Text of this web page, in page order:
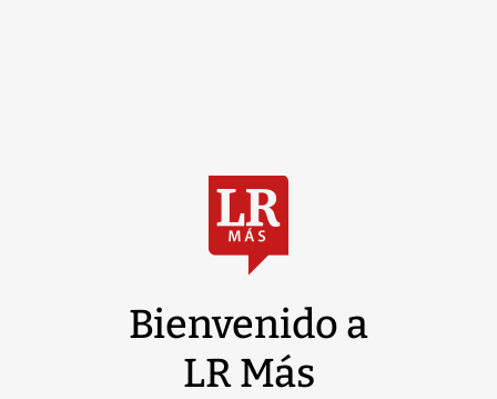
Bienvenido a
LR Más